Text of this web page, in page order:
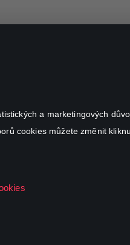
a marketingových
cookies můžete změnit